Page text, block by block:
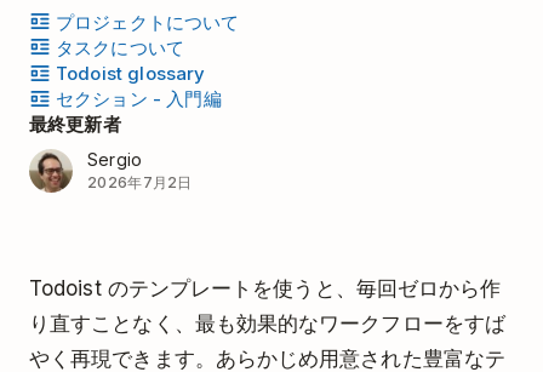
プロジェクトについて
タスクについて
Todoist glossary
セクション - 入門編
最終更新者
Sergio
2026年7月2日
Todoist のテンプレートを使うと、毎回ゼロから作
り直すことなく、最も効果的なワークフローをすば
やく再現できます。あらかじめ用意された豊富なテ